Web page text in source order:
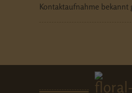
Kontaktaufnahme bekannt